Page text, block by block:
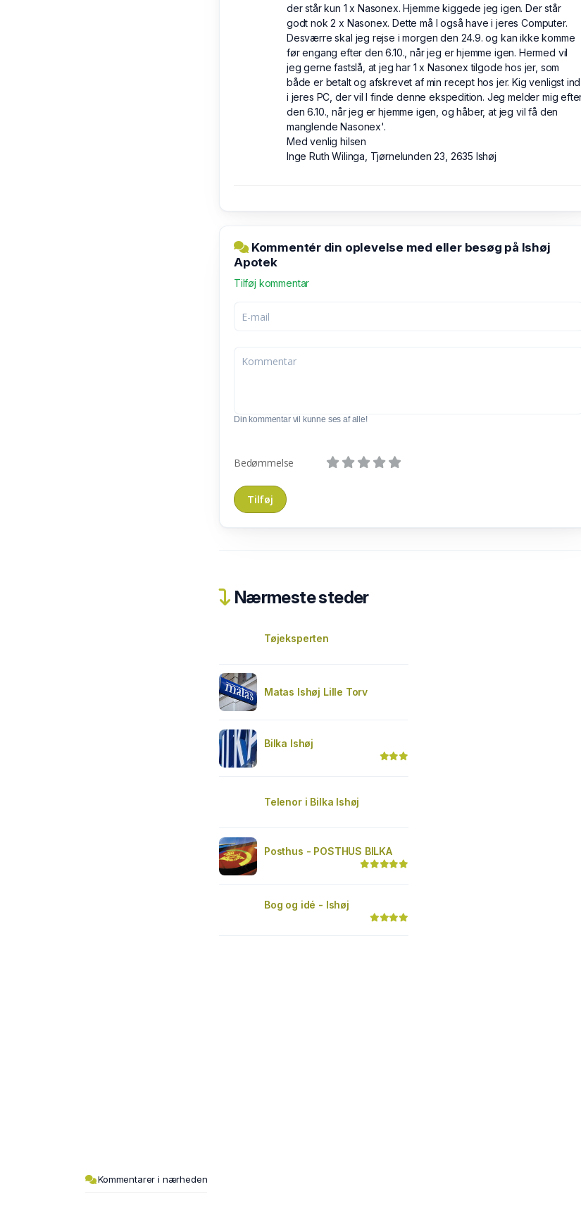
der står kun 1 x Nasonex. Hjemme kiggede jeg igen. Der står
godt nok 2 x Nasonex. Dette må I også have i jeres Computer.
Desværre skal jeg rejse i morgen den 24.9. og kan ikke komme
før engang efter den 6.10., når jeg er hjemme igen. Hermed vil
jeg gerne fastslå, at jeg har 1 x Nasonex tilgode hos jer, som
både er betalt og afskrevet af min recept hos jer. Kig venligst ind
i jeres PC, der vil I finde denne ekspedition. Jeg melder mig
den 6.10., når jeg er hjemme igen, og håber, at jeg vil få den
manglende Nasonex'.
Med venlig hilsen
Inge Ruth Wilinga, Tjørnelunden 23, 2635 Ishøj
Kommentér din oplevelse med eller besøg på Ishøj
Apotek
Tilføj kommentar
Din kommentar vil kunne ses af alle!
Bedømmelse
Nærmeste steder
Tøjeksperten
Matas Ishøj Lille Torv
Bilka Ishøj
Telenor i Bilka Ishøj
Posthus - POSTHUS BILKA
Bog og idé - Ishøj
Kommentarer i nærheden